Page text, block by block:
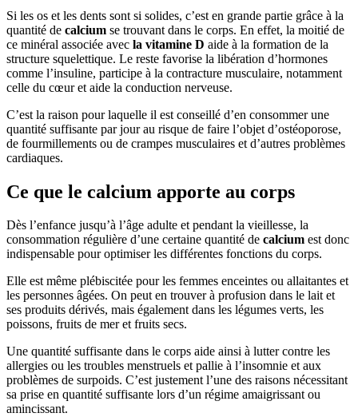
Si les os et les dents sont si solides, c’est en grande partie grâce à la
quantité de calcium se trouvant dans le corps. En effet, la moitié de
ce minéral associée avec la vitamine D aide à la formation de la
structure squelettique. Le reste favorise la libération d’hormones
comme l’insuline, participe à la contracture musculaire, notamment
celle du cœur et aide la conduction nerveuse.
C’est la raison pour laquelle il est conseillé d’en consommer une
quantité suffisante par jour au risque de faire l’objet d’ostéoporose,
de fourmillements ou de crampes musculaires et d’autres problèmes
cardiaques.
Ce que le calcium apporte au corps
Dès l’enfance jusqu’à l’âge adulte et pendant la vieillesse, la
consommation régulière d’une certaine quantité de calcium est donc
indispensable pour optimiser les différentes fonctions du corps.
Elle est même plébiscitée pour les femmes enceintes ou allaitantes et
les personnes âgées. On peut en trouver à profusion dans le lait et
ses produits dérivés, mais également dans les légumes verts, les
poissons, fruits de mer et fruits secs.
Une quantité suffisante dans le corps aide ainsi à lutter contre les
allergies ou les troubles menstruels et pallie à l’insomnie et aux
problèmes de surpoids. C’est justement l’une des raisons nécessitant
sa prise en quantité suffisante lors d’un régime amaigrissant ou
amincissant.